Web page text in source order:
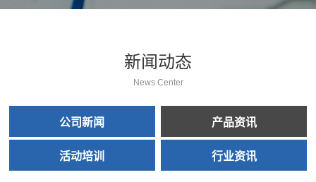
新闻动态
News Center
公司新闻 产品资讯
活动培训 行业资讯